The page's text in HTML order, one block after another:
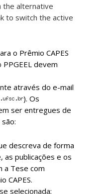
the alternative
to switch the active
o Prêmio CAPES
devem
através do e-mail
). Os
ser entregues de
descreva de forma
as publicações e os
a Tese com
CAPES.
selecionada;